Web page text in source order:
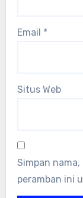
Email *
Situs Web
Simpan
peramban ini